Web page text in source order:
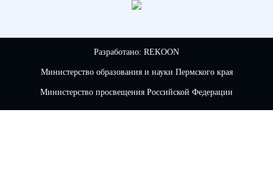
Разработано: REKOON
Министерство образования и науки Пермского края
Министерство просвещения Российской Федерации